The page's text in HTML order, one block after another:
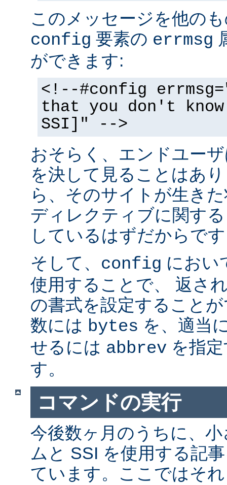
このメッセージを他の
config 要素の errmsg
ができます:
<!--#config
that you don't
SSI]" -->
おそらく、エンドユー
を決して見ることはあ
ら、そのサイトが生き
ディレクティブに関す
しているはずだからで
そして、 config にお
使用することで、 返さ
の書式を設定すること
数には bytes を、適当
せるには abbrev を指
す。
コマンドの実行
今後数ヶ月のうちに、
ムと SSI を使用する記
ています。ここではそ